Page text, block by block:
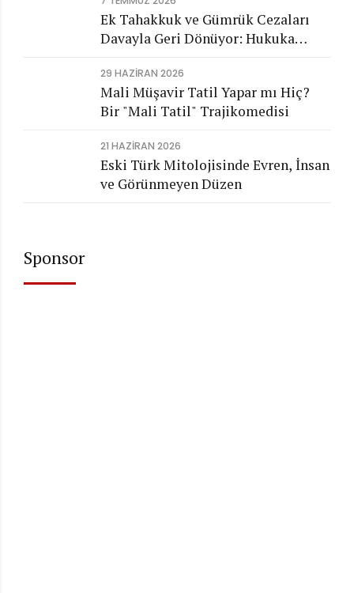
Ek Tahakkuk ve Gümrük Cezaları
Davayla Geri Dönüyor: Hukuka
Görünmeyen Maliyeti
29 HAZIRAN 2026
Mali Müşavir Tatil Yapar mı Hiç?
Bir "Mali Tatil" Trajikomedisi
21 HAZIRAN 2026
Eski Türk Mitolojisinde Evren, İnsan
ve Görünmeyen Düzen
Sponsor